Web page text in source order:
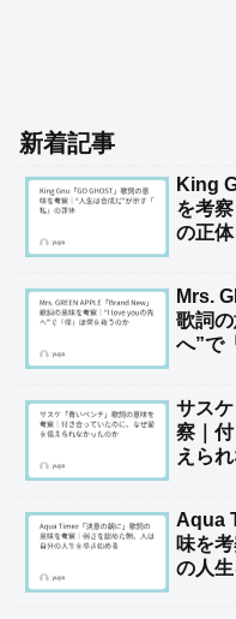
新着記事
King
を考
の正体
Mrs.
歌詞
へ”で
サス
察｜
えら
Aqua
味を
の人